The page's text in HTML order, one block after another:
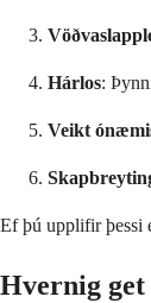
Hárlos:
Veikt
Ef þú upplifir þessi
Hvernig